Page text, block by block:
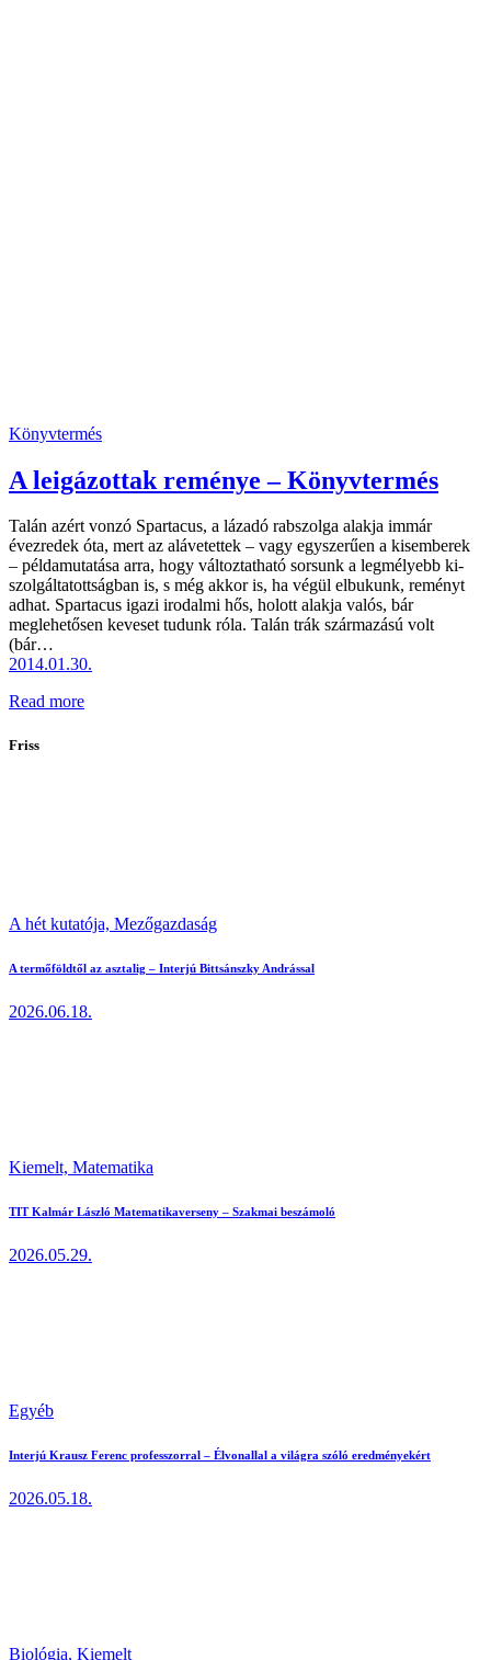
Könyvtermés
A leigázottak reménye – Könyvtermés
Talán azért vonzó Spartacus, a lázadó rabszolga alakja immár
évezredek óta, mert az alávetettek – vagy egyszerűen a kisemberek
– példamutatása arra, hogy változtatható sorsunk a legmélyebb ki­
szol­gáltatottságban is, s még akkor is, ha végül elbukunk, reményt
adhat. Spartacus igazi irodalmi hős, holott alakja valós, bár
meglehetősen keveset tudunk róla. Talán trák származású volt
(bár…
2014.01.30.
Read more
Friss
A hét kutatója, Mezőgazdaság
A termőföldtől az asztalig – Interjú Bittsánszky Andrással
2026.06.18.
Kiemelt, Matematika
TIT Kalmár László Matematikaverseny – Szakmai beszámoló
2026.05.29.
Egyéb
Interjú Krausz Ferenc professzorral – Élvonallal a világra szóló eredményekért
2026.05.18.
Biológia, Kiemelt